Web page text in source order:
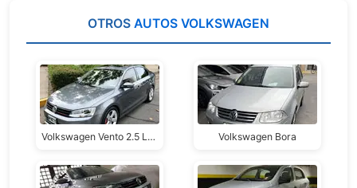
OTROS AUTOS VOLKSWAGEN
Volkswagen Vento 2.5 Luxury 170cv MK 6,5 Volkswagen Bora